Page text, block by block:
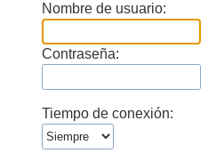
Nombre de usuario:
Contraseña:
Tiempo de conexión: